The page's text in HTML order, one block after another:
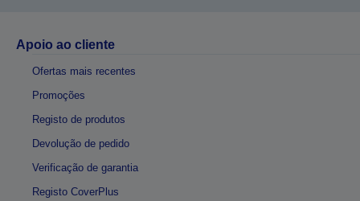
Apoio ao cliente
Ofertas mais recentes
Promoções
Registo de produtos
Devolução de pedido
Verificação de garantia
Registo CoverPlus